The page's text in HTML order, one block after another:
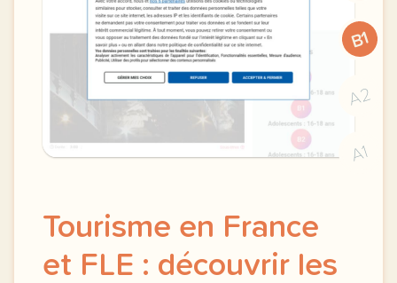
B1
A2
A1
Tourisme en France
et FLE : découvrir les